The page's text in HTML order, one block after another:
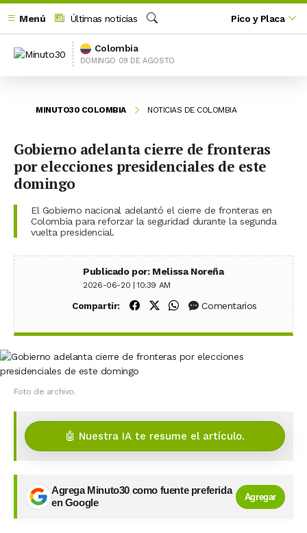
Menú
Últimas noticias
Buscar
Pico y Placa
Colombia
DOMINGO 09 DE AGOSTO
MINUTO30 COLOMBIA NOTICIAS DE COLOMBIA
Gobierno adelanta cierre de fronteras
por elecciones presidenciales de este
domingo
El Gobierno nacional adelantó el cierre de fronteras en
Colombia para reforzar la seguridad durante la segunda
vuelta presidencial.
Publicado por: Melissa Noreña
2026-06-20 | 10:39 AM
Compartir: Compartir en Facebook
Compartir en X (Twitter)
Compartir en WhatsApp
Comentarios
Foto de archivo.
🤖 Nuestra IA te resume el artículo.
Agrega Minuto30 como fuente preferida
en Google
Agregar